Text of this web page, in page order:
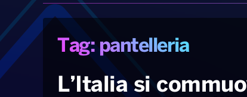
Tag: pantelleria
L’Italia si